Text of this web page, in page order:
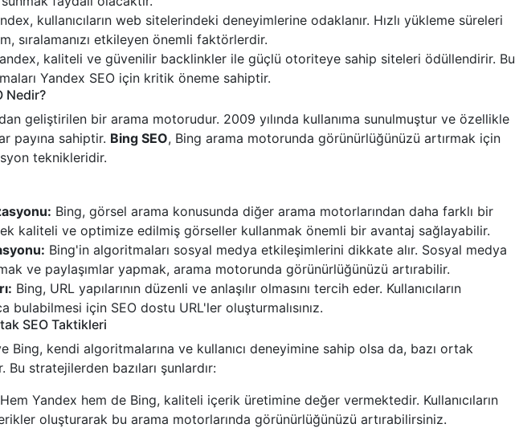
kullanıcıların web sitelerindeki deneyimlerine odaklanır. Hızlı yükleme süreleri
sıralamanızı etkileyen önemli faktörlerdir.
kaliteli ve güvenilir backlinkler ile güçlü otoriteye sahip siteleri ödüllendirir. Bu
Yandex SEO için kritik öneme sahiptir.
Nedir?
geliştirilen bir arama motorudur. 2009 yılında kullanıma sunulmuştur ve özellikle
payına sahiptir. Bing SEO, Bing arama motorunda görünürlüğünüzü artırmak için
teknikleridir.
Bing, görsel arama konusunda diğer arama motorlarından daha farklı bir
kaliteli ve optimize edilmiş görseller kullanmak önemli bir avantaj sağlayabilir.
Bing'in algoritmaları sosyal medya etkileşimlerini dikkate alır. Sosyal medya
ve paylaşımlar yapmak, arama motorunda görünürlüğünüzü artırabilir.
Bing, URL yapılarının düzenli ve anlaşılır olmasını tercih eder. Kullanıcıların
bulabilmesi için SEO dostu URL'ler oluşturmalısınız.
SEO Taktikleri
Bing, kendi algoritmalarına ve kullanıcı deneyimine sahip olsa da, bazı ortak
stratejilerden bazıları şunlardır:
Hem Yandex hem de Bing, kaliteli içerik üretimine değer vermektedir. Kullanıcıların
oluşturarak bu arama motorlarında görünürlüğünüzü artırabilirsiniz.